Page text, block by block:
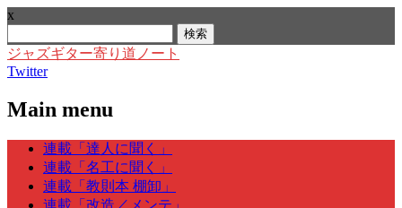
x
索:
ジャズギター寄り道ノート
Twitter
Main menu
Skip
content
連載「達人に聞く」
連載「名工に聞く」
連載「教則本 棚卸」
連載「改造／メンテ」